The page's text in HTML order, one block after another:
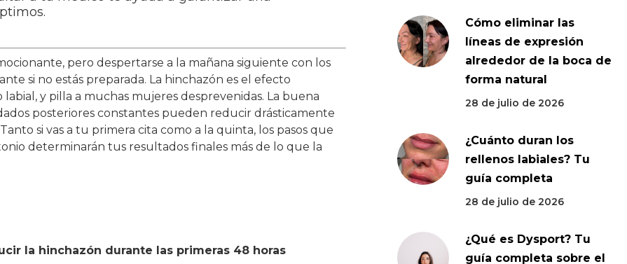
pero despertarse a la mañana siguiente con los
si no estás preparada. La hinchazón es el efecto
y pilla a muchas mujeres desprevenidas. La buena
posteriores constantes pueden reducir drásticamente
si vas a tu primera cita como a la quinta, los pasos que
determinarán tus resultados finales más de lo que la
la hinchazón durante las primeras 48 horas
Cómo eliminar las
líneas de expresión
alrededor de la boca de
forma natural
28 de julio de 2026
¿Cuánto duran los
rellenos labiales? Tu
guía completa
28 de julio de 2026
¿Qué es Dysport? Tu
guía completa sobre el